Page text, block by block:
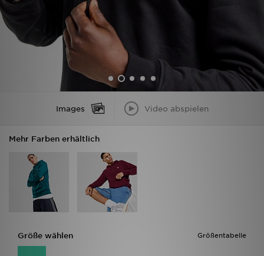
Images Video abspielen
Mehr Farben erhältlich
Größentabelle
Größe wählen
Geschenkgutschein